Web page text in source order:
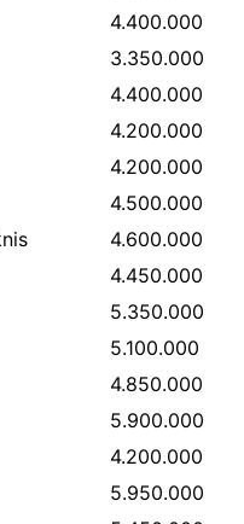
4.400.000
3.350.000
4.400.000
4.200.000
4.200.000
4.500.000
4.600.000
4.450.000
5.350.000
5.100.000
4.850.000
5.900.000
4.200.000
5.950.000